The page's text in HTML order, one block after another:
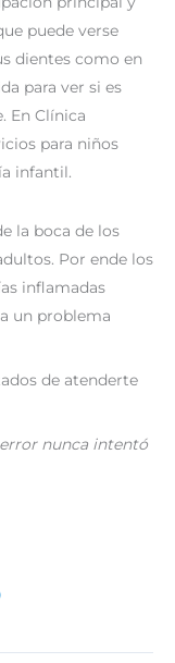
puede verse
dientes como en
para ver si es
En Clínica
para niños
infantil.
la boca de los
Por ende los
inflamadas
un problema
de atenderte
nunca intentó